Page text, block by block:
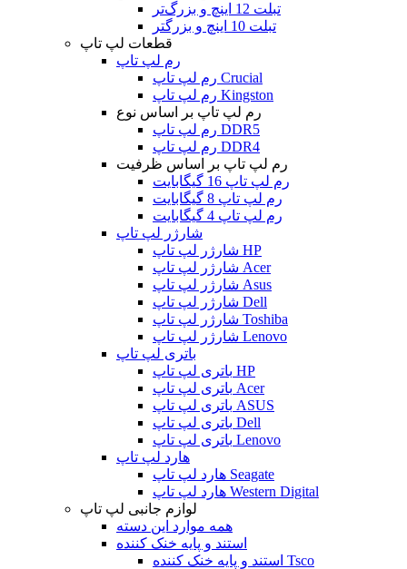
تبلت 12 اینچ و بزرگ‌تر
تبلت 10 اینچ و بزرگتر
قطعات لپ تاپ
رم لپ تاپ
رم لپ تاپ Crucial
رم لپ تاپ Kingston
رم لپ تاپ بر اساس نوع
رم لپ تاپ DDR5
رم لپ تاپ DDR4
رم لپ تاپ بر اساس ظرفیت
رم لپ تاپ 16 گیگابایت
رم لپ تاپ 8 گیگابایت
رم لپ تاپ 4 گیگابایت
شارژر لپ تاپ
شارژر لپ تاپ HP
شارژر لپ تاپ Acer
شارژر لپ تاپ Asus
شارژر لپ تاپ Dell
شارژر لپ تاپ Toshiba
شارژر لپ تاپ Lenovo
باتری لپ تاپ
باتری لپ تاپ HP
باتری لپ تاپ Acer
باتری لپ تاپ ASUS
باتری لپ تاپ Dell
باتری لپ تاپ Lenovo
هارد لپ تاپ
هارد لپ تاپ Seagate
هارد لپ تاپ Western Digital
لوازم جانبی لپ تاپ
همه موارد این دسته
استند و پایه خنک کننده
استند و پایه خنک کننده Tsco